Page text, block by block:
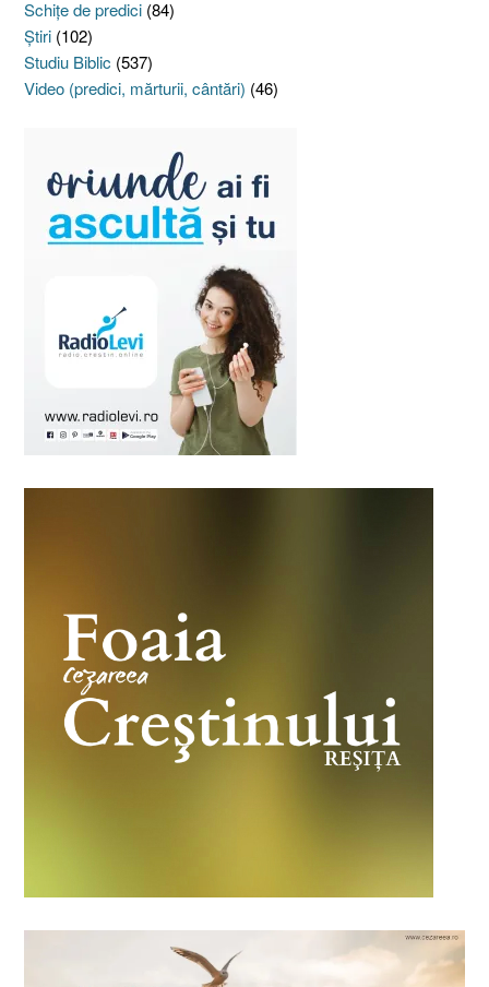
Schiţe de predici (84)
Ştiri (102)
Studiu Biblic (537)
Video (predici, mărturii, cântări) (46)